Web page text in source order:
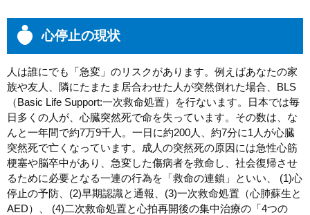
心停止の現状
人は誰にでも「急変」のリスクがあります。例えばあなたの家
族や友人、隣にたまたま居合わせた人が突然倒れた場合、BLS
（Basic Life Support:一次救命処置）を行ないます。日本では毎
日多くの人が、心臓突然死で命を失っています。その数は、な
んと一年間で約7万9千人。一日に約200人、約7分に1人が心臓
突然死で亡くなっています。成人の突然死の原因には急性心筋
梗塞や脳卒中があり、急変した傷病者を救命し、社会復帰させ
るために必要となる一連の行為を「救命の連鎖」といい、 (1)心
停止の予防、(2)早期認識と通報、(3)一次救命処置（心肺蘇生と
AED）、 (4)二次救命処置と心拍再開後の集中治療の「4つの